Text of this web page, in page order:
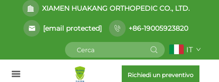
XIAMEN HUAKANG ORTHOPEDIC CO., LTD.
[email protected] +86-19005923820
IT
Richiedi un preventivo